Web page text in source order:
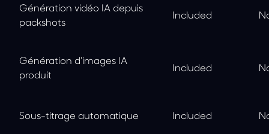
Génération vidéo IA depuis
packshots
Included
Génération d'images IA
produit
Included
Sous-titrage automatique Included